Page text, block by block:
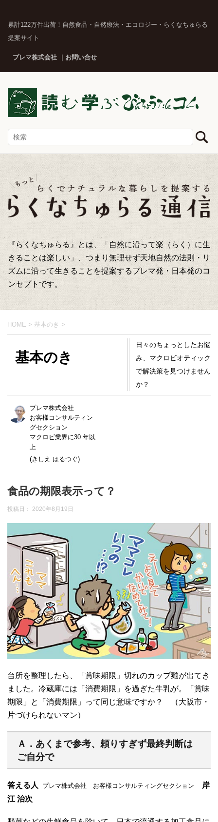
累計122万件出荷！自然食品・自然療法・エコロジー・らくなちゅらる
提案サイト
プレマ株式会社 お問い合せ
『らくなちゅらる』とは、「自然に沿って楽（らく）に生
きることは楽しい」、つまり無理せず天地自然の法則・リ
ズムに沿って生きることを提案するプレマ発・日本発のコ
ンセプトです。
HOME > 基本のき >
基本のき
日々のちょっとしたお悩
み、マクロビオティック
で解決策を見つけません
か？
プレマ株式会社
お客様コンサルティン
グセクション
マクロビ業界に30 年以
上
(きしえ はるつぐ)
食品の期限表示って？
投稿日： 2020年8月19日
台所を整理したら、「賞味期限」切れのカップ麺が出てき
ました。冷蔵庫には「消費期限」を過ぎた牛乳が。「賞味
期限」と「消費期限」って同じ意味ですか？ （大阪市・
片づけられないマン）
Ａ．あくまで参考、頼りすぎず最終判断は
ご自分で
答える人 プレマ株式会社 お客様コンサルティングセクション
岸
江 治次